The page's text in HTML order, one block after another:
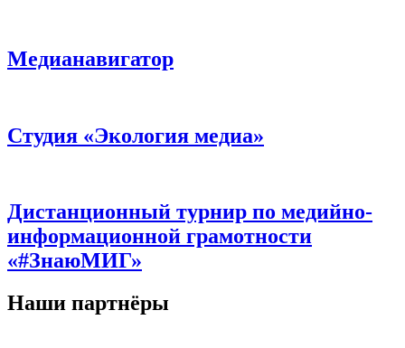
Медианавигатор
Студия «Экология медиа»
Дистанционный турнир по медийно-
информационной грамотности
«#ЗнаюМИГ»
Наши партнёры